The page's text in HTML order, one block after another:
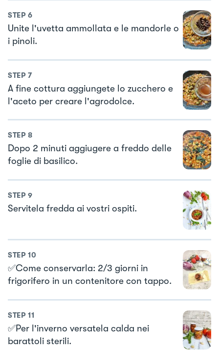
STEP 6
Unite l'uvetta ammollata e le mandorle o
i pinoli.
STEP 7
A fine cottura aggiungete lo zucchero e
l'aceto per creare l'agrodolce.
STEP 8
Dopo 2 minuti aggiugere a freddo delle
foglie di basilico.
STEP 9
Servitela fredda ai vostri ospiti.
STEP 10
✅Come conservarla: 2/3 giorni in
frigorifero in un contenitore con tappo.
STEP 11
✅Per l'inverno versatela calda nei
barattoli sterili.